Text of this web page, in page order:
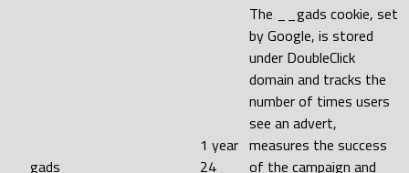
__gads
1 year
24
The __gads cookie, set
by Google, is stored
under DoubleClick
domain and tracks the
number of times users
see an advert,
measures the success
of the campaign and